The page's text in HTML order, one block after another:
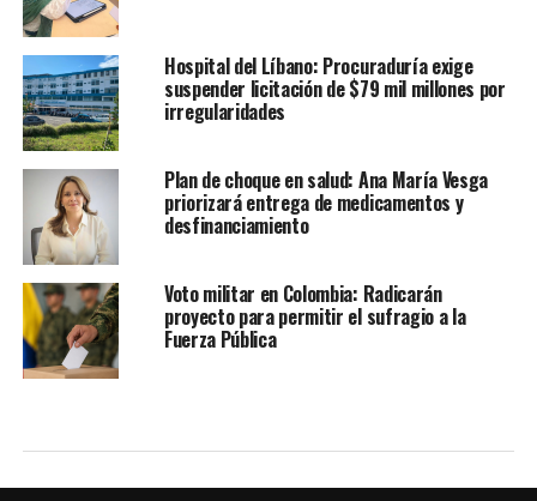
Hospital del Líbano: Procuraduría exige
suspender licitación de $79 mil millones por
irregularidades
Plan de choque en salud: Ana María Vesga
priorizará entrega de medicamentos y
desfinanciamiento
Voto militar en Colombia: Radicarán
proyecto para permitir el sufragio a la
Fuerza Pública